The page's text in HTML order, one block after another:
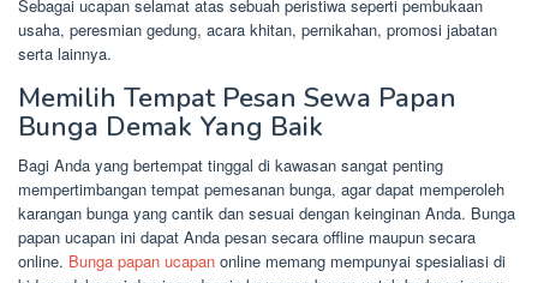
Sebagai ucapan selamat atas sebuah peristiwa seperti pembukaan
usaha, peresmian gedung, acara khitan, pernikahan, promosi jabatan
serta lainnya.
Memilih Tempat Pesan Sewa Papan
Bunga Demak Yang Baik
Bagi Anda yang bertempat tinggal di kawasan sangat penting
mempertimbangan tempat pemesanan bunga, agar dapat memperoleh
karangan bunga yang cantik dan sesuai dengan keinginan Anda. Bunga
papan ucapan ini dapat Anda pesan secara offline maupun secara
online. Bunga papan ucapan online memang mempunyai spesialiasi di